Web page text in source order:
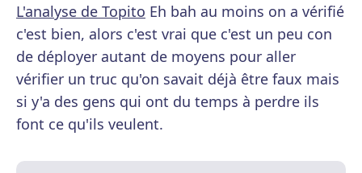
L'analyse de Topito Eh bah au moins on a vérifié
c'est bien, alors c'est vrai que c'est un peu con
de déployer autant de moyens pour aller
vérifier un truc qu'on savait déjà être faux mais
si y'a des gens qui ont du temps à perdre ils
font ce qu'ils veulent.